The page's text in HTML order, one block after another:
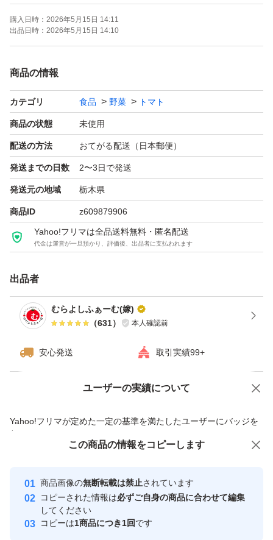
お待ちください。
9歳8歳5歳双子 の子育て中
ですのでコメント返信が遅くなります
発送が収穫日の次の日に
なることがありますご理解お願いします。
最下部に傷み防止の為
クッション材を敷きます。
出荷前に検品しておりますが
傷商品が混入する事もございます。
（すみません(＞＜)）
月・水・金曜日が収穫です。
収穫日の配送手続き予定ですが
業務状況により、翌日の配送手続きと
ご了承くださいm(_ _)m
常温配送のため、配送日数がかかる地域、
トマトが凍る可能性がございます。
購入日時： 2026年5月15日 14:11
出品日時： 2026年5月15日 14:10
商品の情報
カテゴリ 食品 野菜 トマト
商品の状態 未使用
配送の方法 おてがる配送（日本郵便）
発送までの日数 2〜3日で発送
発送元の地域 栃木県
商品ID z609879906
Yahoo!フリマは全品送料無料・匿名配送
代金は運営が一旦預かり、評価後、出品者に支払われます
出品者
むらよしふぁーむ(嫁)
（631） 本人確認前
安心発送 取引実績99+
ユーザーの実績について
Yahoo!フリマが定めた一定の基準を満たしたユーザーにバッジを
付与しています
安心取引出品者
心・安全なユーザーです
取引実績
価格の相談 商品への質問
この商品の情報をコピーします
商品画像の無断転載は禁止されています
コピーされた情報は必ずご自身の商品に合わせて編集
してください
コピーは1商品につき1回です
この商品をみている人にオススメ